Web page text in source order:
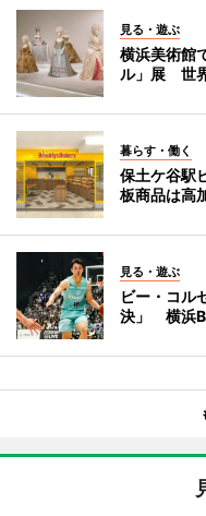
見る・遊ぶ
横浜美術館
ル」展 世
暮らす・働く
保土ケ谷駅
板商品は高
見る・遊ぶ
ビー・コル
決」 横浜